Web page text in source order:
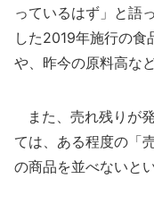
っているはず」と語
した2019年施行の食
や、昨今の原料高な
また、売れ残りが
ては、ある程度の「
の商品を並べないと